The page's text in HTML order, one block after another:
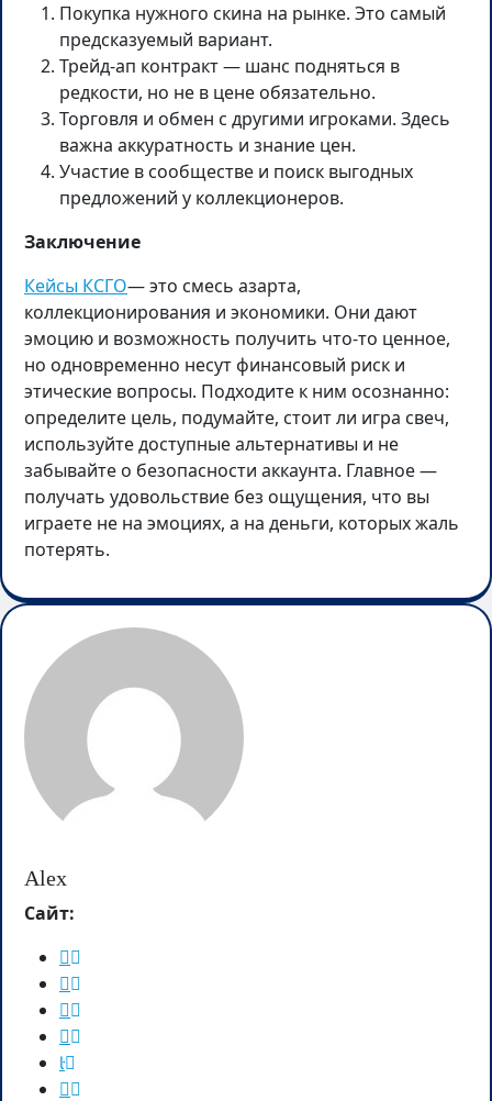
Покупка нужного скина на рынке. Это самый
предсказуемый вариант.
Трейд-ап контракт — шанс подняться в
редкости, но не в цене обязательно.
Торговля и обмен с другими игроками. Здесь
важна аккуратность и знание цен.
Участие в сообществе и поиск выгодных
предложений у коллекционеров.
Заключение
Кейсы КСГО— это смесь азарта,
коллекционирования и экономики. Они дают
эмоцию и возможность получить что-то ценное,
но одновременно несут финансовый риск и
этические вопросы. Подходите к ним осознанно:
определите цель, подумайте, стоит ли игра свеч,
используйте доступные альтернативы и не
забывайте о безопасности аккаунта. Главное —
получать удовольствие без ощущения, что вы
играете не на эмоциях, а на деньги, которых жаль
потерять.
Alex
Сайт: